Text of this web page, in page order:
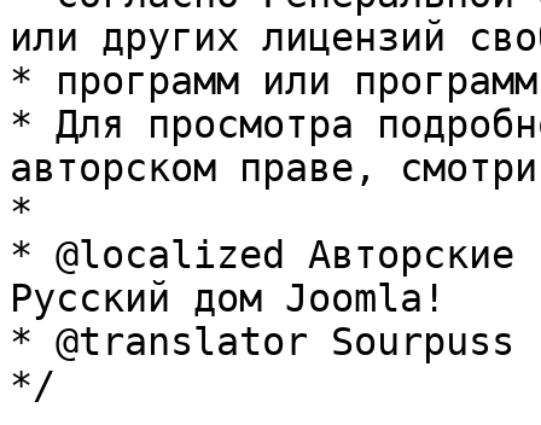
или других лицензий
* программ или
* Для просмотра
авторском праве,
*
* @localized Авторские
Русский дом Joomla!
* @translator Sourpuss
*/